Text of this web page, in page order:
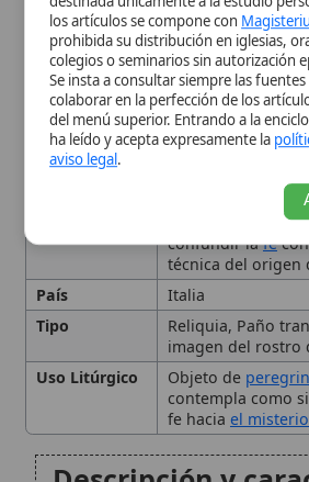
Uso Litúrgico
Objeto de
contempla como
fe haciael misterio de
Descripción y
del velo
La devoción a la
el «rostro
Historia del Velo de
Manoppello (siglo
El debate histórico
«Verónica»:
posible y límites